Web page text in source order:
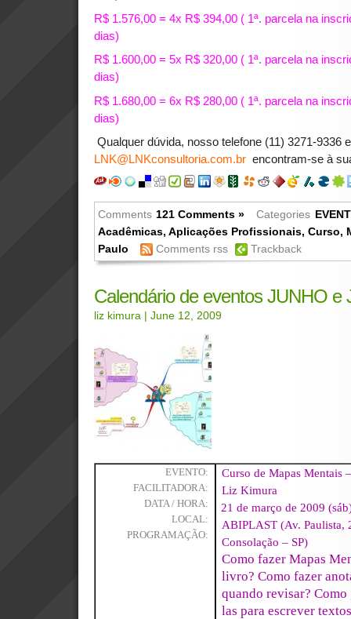
R$ 1.576,00 = 4x R$ 394,00 ( 1ª. parcela na
dias)
R$ 1.600,00 = 5x R$ 320,00 ( 1ª. parcela na
dias)
R$ 1.680,00 = 6x R$ 280,00 ( 1ª. parcela na
dias)
Qualquer dúvida, nosso telefone (11) 3271-9336
LNK@LNKconsultoria.com.br encontram-se à
Comments 121 Comments » Categories
Acadêmicas, Aplicações Profissionais, Curso,
Paulo
Comments rss Trackback
Calendário de eventos JUNHO e
liz kimura | June 12, 2009
EVENTO:
FACILITADORA:
DATA / HORA:
LOCAL:
PROGRAMAÇÃO:
Curso de Mapas Mentais
Liz Kimura
21 de março de 2009
ABIPLAST (Av. Paulista,
Consolação – SP)
Como fazer Mapas
livro? Como fazer
quando revisar?
las para escrever